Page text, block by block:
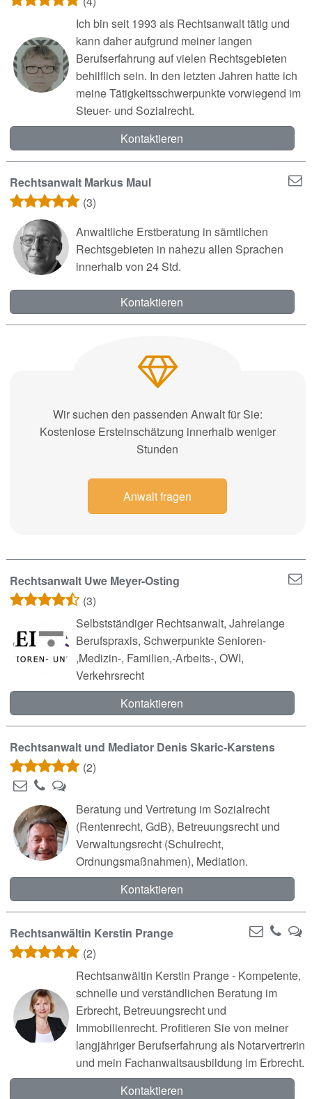
Ich bin seit 1993 als Rechtsanwalt tätig und
kann daher aufgrund meiner langen
Berufserfahrung auf vielen Rechtsgebieten
behilflich sein. In den letzten Jahren hatte ich
meine Tätigkeitsschwerpunkte vorwiegend im
Steuer- und Sozialrecht.
Kontaktieren
Rechtsanwalt Markus Maul
(3)
Anwaltliche Erstberatung in sämtlichen
Rechtsgebieten in nahezu allen Sprachen
innerhalb von 24 Std.
Kontaktieren
Wir suchen den passenden Anwalt für Sie:
Kostenlose Ersteinschätzung innerhalb weniger
Stunden
Anwalt fragen
Rechtsanwalt Uwe Meyer-Osting
(3)
Selbstständiger Rechtsanwalt, Jahrelange
Berufspraxis, Schwerpunkte Senioren-
,Medizin-, Familien,-Arbeits-, OWI,
Verkehrsrecht
Kontaktieren
Rechtsanwalt und Mediator Denis Skaric-Karstens
(2)
Beratung und Vertretung im Sozialrecht
(Rentenrecht, GdB), Betreuungsrecht und
Verwaltungsrecht (Schulrecht,
Ordnungsmaßnahmen), Mediation.
Kontaktieren
Rechtsanwältin Kerstin Prange
(2)
Rechtsanwältin Kerstin Prange - Kompetente,
schnelle und verständlichen Beratung im
Erbrecht, Betreuungsrecht und
Immobilienrecht. Profitieren Sie von meiner
langjähriger Berufserfahrung als Notarvertrerin
und mein Fachanwaltsausbildung im Erbrecht.
Kontaktieren